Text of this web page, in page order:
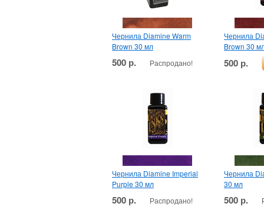
Чернила Diamine Warm
Brown 30 мл
500 р. Распродано!
Чернила
Brown 30
500 р.
Чернила Diamine Imperial
Purple 30 мл
500 р. Распродано!
Чернила
30 мл
500 р.